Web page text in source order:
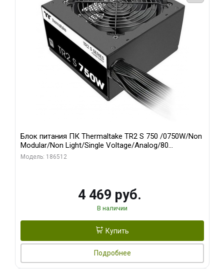
Блок питания ПК Thermaltake TR2 S 750 /0750W/Non
Modular/Non Light/Single Voltage/Analog/80
Plus/EU/Non JP CAP/All Flat Cables
Модель: 186512
4 469 руб.
В наличии
Купить
Подробнее